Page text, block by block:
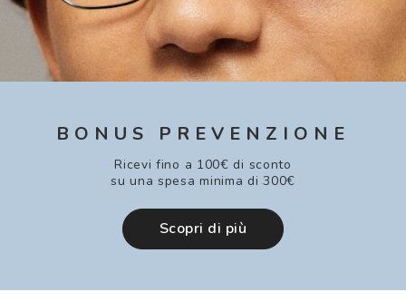
BONUS PREVENZIONE
Ricevi fino a 100€ di sconto
su una spesa minima di 300€
Scopri di più